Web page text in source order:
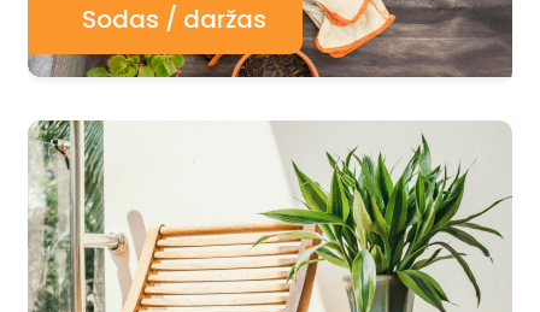
Sodas / daržas